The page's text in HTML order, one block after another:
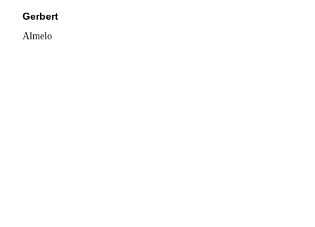
Gerbert
Almelo